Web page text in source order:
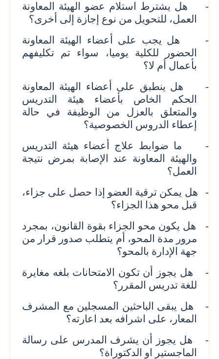
-
هل يشترط استلام عضو الهيئة المعاونة
العمل، للتحويل من نوع إجازة إلى أخرى؟
-
هل يجب على أعضاء الهيئة المعاونة
الحضور للكلية يوميا، سواء تم تكليفهم
بأعمال أم لا؟
-
هل ينطبق على أعضاء الهيئة المعاونة
الحكم الخاص بأعضاء هيئة التدريس
والمتعلق بالعزل من الوظيفة في حالة
إعطاء الدروس الخصوصية؟
-
ما ضوابط علاج أعضاء هيئة التدريس
والهيئة المعاونة عند الإصابة بمرض نتيجة
العمل؟
-
هل يمكن ترقية العضو إذا حصل على جزاء،
قبل محو هذا الجزاء؟
-
هل يكون محو الجزاء بقوة القانون، بمجرد
مرور مدة المحو، أم يتطلب صدور قرار من
جهة الإدارة بالمحو؟
-
هل يجوز أن تكون الامتحانات بلغه مغايرة
للغة تدريس المقرر؟
-
هل يبقى الباحثين المسجلين مع المشرف
المعار، على اشرافه بعد اعارته؟
-
هل يجوز أن يشرف المدرس على رسالة
الماجستير او الدكتوراة؟